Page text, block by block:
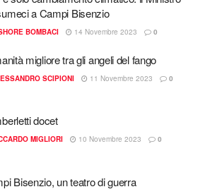
a Campi Bisenzio
BOMBACI 14 Novembre 2023 0
migliore tra gli angeli del fango
SCIPIONI 11 Novembre 2023 0
docet
MIGLIORI 10 Novembre 2023 0
Bisenzio, un teatro di guerra